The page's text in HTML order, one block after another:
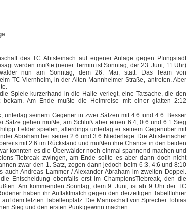
des TC Abtsteinach auf eigener Anlage gegen Pfungstadt
werden mußte (neuer Termin ist Sonntag, der 23. Juni, 11 Uhr)
nun am Sonntag, dem 26. Mai, statt. Das Team von
TC Viernheim, in der Alten Mannheimer Straße, antreten. Aber
Spiele kurzerhand in die Halle verlegt, eine Tatsache, die den
bekam. Am Ende mußte die Heimreise mit einer glatten 2:12
unterlag seinem Gegener in zwei Sätzen mit 4:6 und 4:6. Besser
Sätze gehen mußte, am Schluß aber einen 6:4, 0:6 und 6:1 Sieg
Felder spielen, allerdings unterlag er seinem Gegenüber mit
Abraham bei seiner 2:6 und 3:6 Niederlage. Die Abtsteinacher
mit 2:6 im Rückstand und mußten ihre Chance in den beiden
konnten es die Überwälder noch einmal spannend machen und
Tiebreak zwingen, am Ende sollte es aber dann doch nicht
zwar den 1. Satz, zogen dann jedoch beim 6:3, 4:6 und 8:10
Andreas Lammer / Alexander Abraham im zweiten Doppel.
Entscheidung ebenfalls erst im ChampionsTiebreak, den die
Am kommenden Sonntag, dem 9. Juni, ist ab 9 Uhr der TC
haben ihr Auftaktmatch gegen den derzeitigen Tabellführer
dem letzten Tabellenplatz. Die Mannschaft von Sprecher Tobias
Sieg und den ersten Punktgewinn machen.